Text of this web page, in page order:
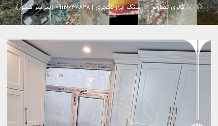
گالري تصاوير سنگ اپن لاکچری | 09121030828 (سراسر کشور)